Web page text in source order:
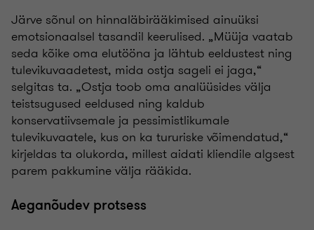
Järve sõnul on hinnaläbirääkimised ainuüksi
emotsionaalsel tasandil keerulised. „Müüja vaatab
seda kõike oma elutööna ja lähtub eeldustest ning
tulevikuvaadetest, mida ostja sageli ei jaga,“
selgitas ta. „Ostja toob oma analüüsides välja
teistsugused eeldused ning kaldub
konservatiivsemale ja pessimistlikumale
tulevikuvaatele, kus on ka tururiske võimendatud,“
kirjeldas ta olukorda, millest aidati kliendile algsest
parem pakkumine välja rääkida.
Aeganõudev protsess